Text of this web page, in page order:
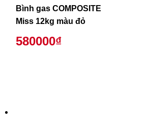
Bình gas COMPOSITE
Miss 12kg màu đỏ
580000₫